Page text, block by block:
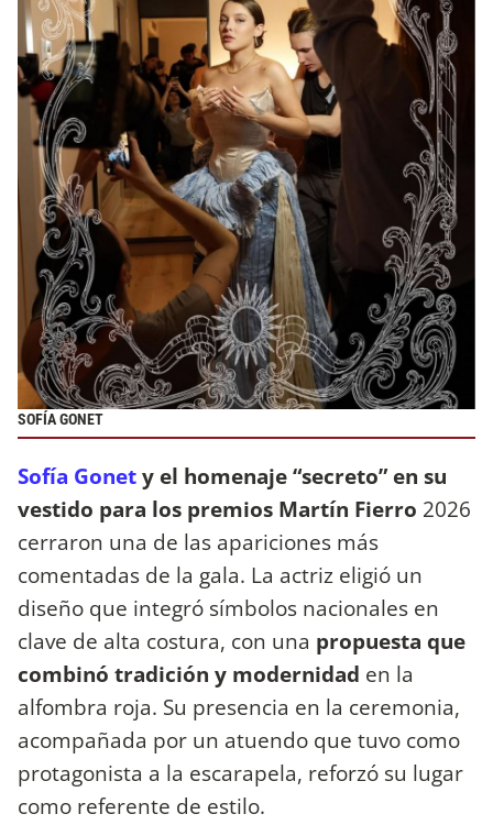
SOFÍA GONET
Sofía Gonety el homenaje “secreto” en su
vestido para los premios Martín Fierro 2026
cerraron una de las apariciones más
comentadas de la gala. La actriz eligió un
diseño que integró símbolos nacionales en
clave de alta costura, con una propuesta que
combinó tradición y modernidad en la
alfombra roja. Su presencia en la ceremonia,
acompañada por un atuendo que tuvo como
protagonista a la escarapela, reforzó su lugar
como referente de estilo.